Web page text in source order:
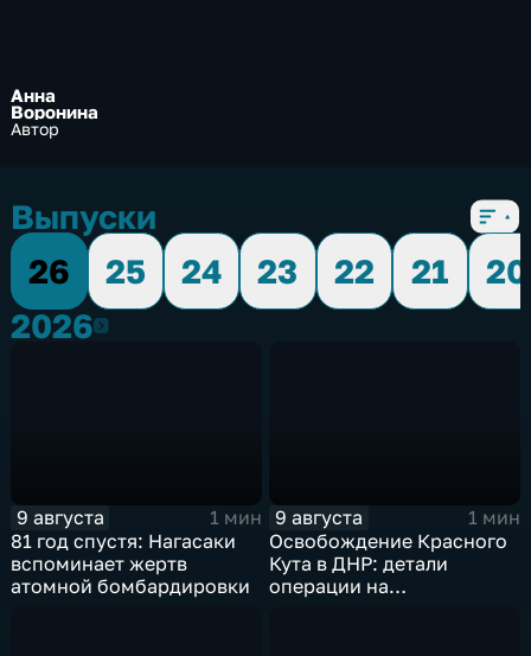
Анна
Воронина
Автор
Выпуски
26
25 24 23 22 21
20
20262026
9 августа
1 мин
81 год спустя: Нагасаки
вспоминает жертв
атомной бомбардировки
9 августа
1 мин
Освобождение Красного
Кута в ДНР: детали
операции на